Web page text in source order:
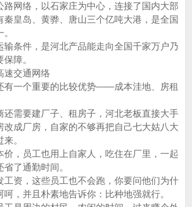
路网络，以石家庄为中心，连接了国内大部
秦皇岛、黄骅、唐山三个亿吨大港，是全国
输条件，是河北产品能走向全国千家万户乃
障。
速交通网络
有一个重要的比较优势——成本洼地、房租
还需要建厂子、租房子，河北老板直接大手
改成厂房，自家的不够再把自己七大姑八大
。
价，员工也用上自家人，吃住在厂里，一起
了通勤时间。
工资，这些员工也不会跑，你要问他们为什
，并且朴素地告诉你：比种地强就行。